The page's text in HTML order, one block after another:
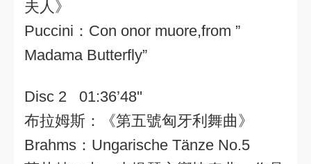
夫人》
Puccini：Con onor muore,from ”
Madama Butterfly”
Disc 2 01:36’48''
布拉姆斯：《第五號匈牙利舞曲》
Brahms：Ungarische Tänze No.5